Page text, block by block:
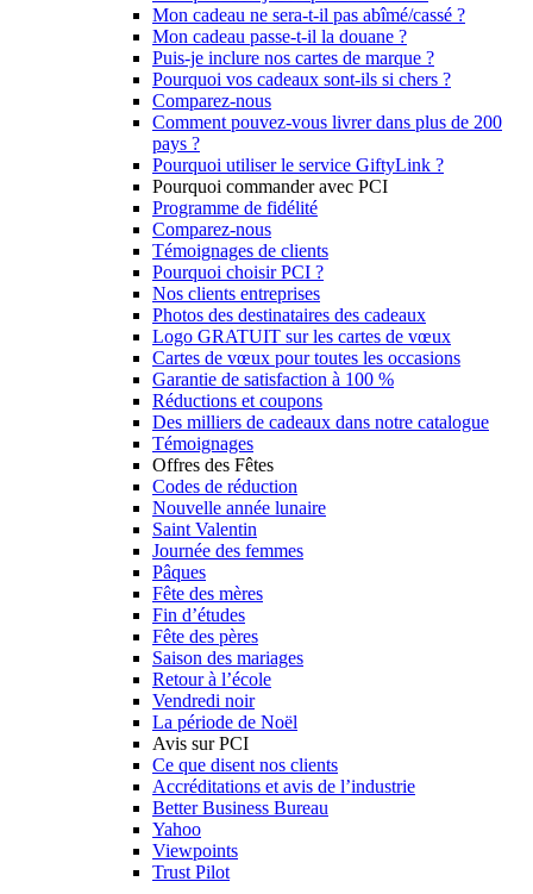
Mon cadeau ne sera-t-il pas abîmé/cassé ?
Mon cadeau passe-t-il la douane ?
Puis-je inclure nos cartes de marque ?
Pourquoi vos cadeaux sont-ils si chers ?
Comparez-nous
Comment pouvez-vous livrer dans plus de 200
pays ?
Pourquoi utiliser le service GiftyLink ?
Pourquoi commander avec PCI
Programme de fidélité
Comparez-nous
Témoignages de clients
Pourquoi choisir PCI ?
Nos clients entreprises
Photos des destinataires des cadeaux
Logo GRATUIT sur les cartes de vœux
Cartes de vœux pour toutes les occasions
Garantie de satisfaction à 100 %
Réductions et coupons
Des milliers de cadeaux dans notre catalogue
Témoignages
Offres des Fêtes
Codes de réduction
Nouvelle année lunaire
Saint Valentin
Journée des femmes
Pâques
Fête des mères
Fin d’études
Fête des pères
Saison des mariages
Retour à l’école
Vendredi noir
La période de Noël
Avis sur PCI
Ce que disent nos clients
Accréditations et avis de l’industrie
Better Business Bureau
Yahoo
Viewpoints
Trust Pilot